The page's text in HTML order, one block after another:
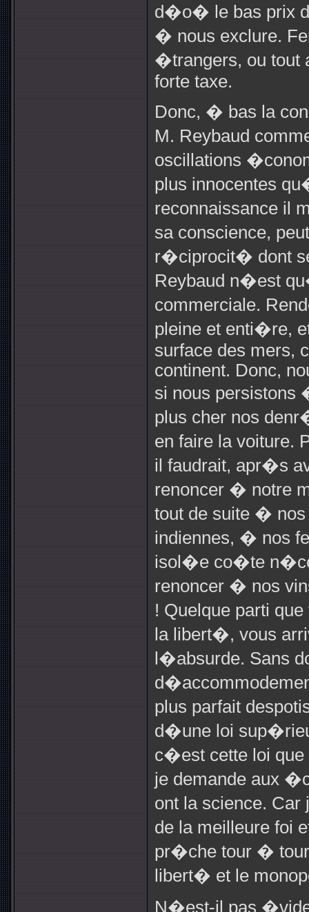
d�o� le bas prix
� nous exclure.
�trangers, ou tout
forte taxe.
Donc, � bas la
M. Reybaud
oscillations
plus innocentes
reconnaissance il
sa conscience,
r�ciprocit� dont
Reybaud n�est
commerciale.
pleine et enti�re,
surface des mers,
continent. Donc,
si nous
plus cher nos
en faire la voiture.
il faudrait, apr�s
renoncer � notre
tout de suite �
indiennes, � nos
isol�e co�te
renoncer � nos
! Quelque parti
la libert�, vous
l�absurde. Sans
plus parfait
d�une loi
c�est cette loi
je demande aux
ont la science.
de la meilleure foi
pr�che tour �
libert� et le
N�est-il pas